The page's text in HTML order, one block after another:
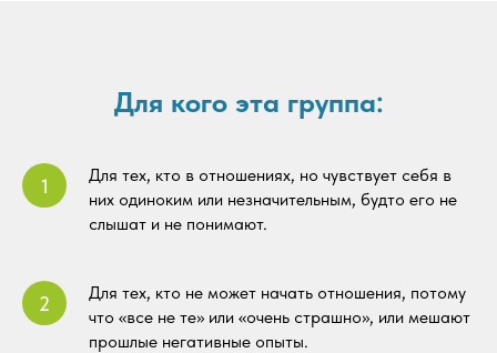
Для кого эта группа:
Для тех, кто в отношениях, но чувствует себя в
них одиноким или незначительным, будто его не
слышат и не понимают.
Для тех, кто не может начать отношения, потому
что «все не те» или «очень страшно», или мешают
прошлые негативные опыты.